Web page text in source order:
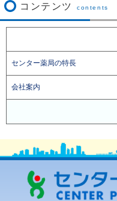
コンテンツ contents
センター薬局の特長
会社案内